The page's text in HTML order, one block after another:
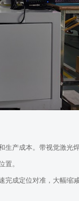
生产成本。带视觉激光
置。
完成定位对准，大幅缩